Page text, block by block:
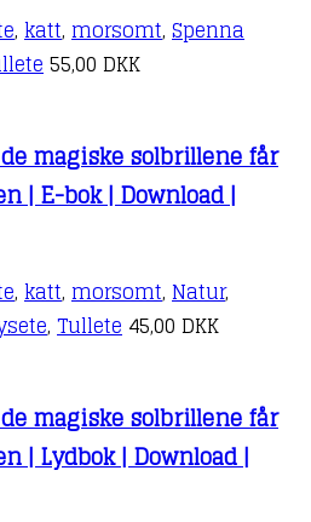
, katt, morsomt, Spenna
55,00 DKK
magiske solbrillene får
| E-bok | Download |
, katt, morsomt, Natur,
, Tullete 45,00 DKK
magiske solbrillene får
| Lydbok | Download |